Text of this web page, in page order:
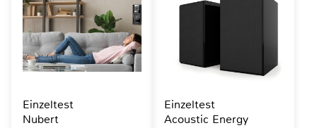
Einzeltest
Nubert
Einzeltest
Acoustic Energy